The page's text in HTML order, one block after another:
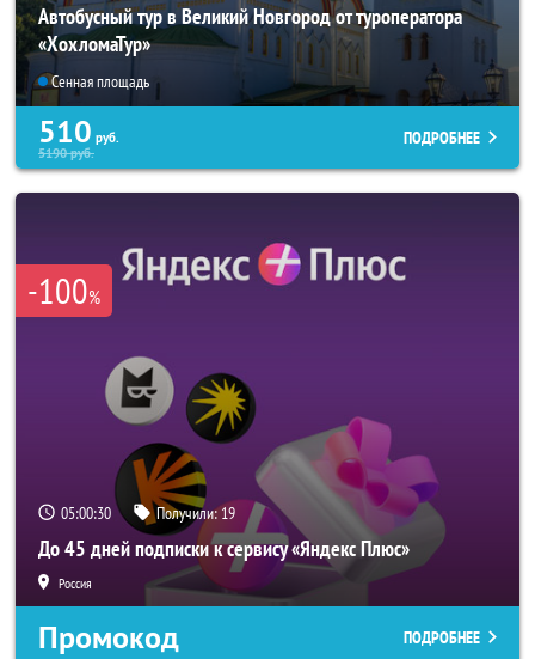
Автобусный тур в Великий Новгород от туроператора
«ХохломаТур»
Сенная площадь
510 руб.
5190руб.
ПОДРОБНЕЕ
-100%
05:00:28 Получили:19
До 45 дней подписки к сервису «Яндекс Плюс»
Россия
Промокод ПОДРОБНЕЕ